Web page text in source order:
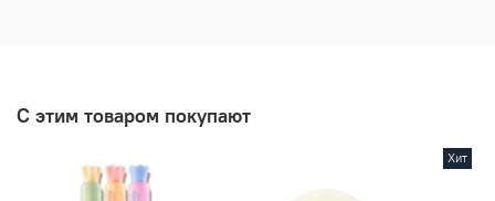
С этим товаром покупают
Хит